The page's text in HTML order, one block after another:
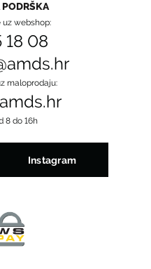
webshop:
18 08
maloprodaju:
8 do 16h
Instagram